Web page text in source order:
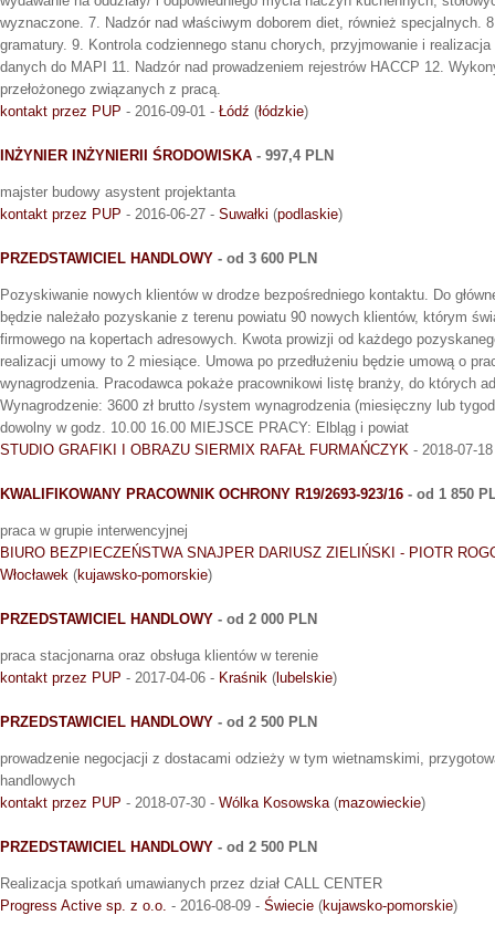
wyznaczone. 7. Nadzór nad właściwym doborem diet, również specjalnych.
gramatury. 9. Kontrola codziennego stanu chorych, przyjmowanie i
danych do MAPI 11. Nadzór nad prowadzeniem rejestrów HACCP 12.
przełożonego związanych z pracą.
kontakt przez PUP - 2016-09-01 - Łódź (łódzkie)
INŻYNIER INŻYNIERII ŚRODOWISKA - 997,4 PLN
majster budowy asystent projektanta
kontakt przez PUP - 2016-06-27 - Suwałki (podlaskie)
PRZEDSTAWICIEL HANDLOWY - od 3 600 PLN
Pozyskiwanie nowych klientów w drodze bezpośredniego kontaktu. Do
będzie należało pozyskanie z terenu powiatu 90 nowych klientów, którym
firmowego na kopertach adresowych. Kwota prowizji od każdego
realizacji umowy to 2 miesiące. Umowa po przedłużeniu będzie umową o
wynagrodzenia. Pracodawca pokaże pracownikowi listę branży, do których
Wynagrodzenie: 3600 zł brutto /system wynagrodzenia (miesięczny lub
dowolny w godz. 10.00 16.00 MIEJSCE PRACY: Elbląg i powiat
STUDIO GRAFIKI I OBRAZU SIERMIX RAFAŁ FURMAŃCZYK - 2018-07-
KWALIFIKOWANY PRACOWNIK OCHRONY R19/2693-923/16 - od 1 850
praca w grupie interwencyjnej
BIURO BEZPIECZEŃSTWA SNAJPER DARIUSZ ZIELIŃSKI - PIOTR
Włocławek (kujawsko-pomorskie)
PRZEDSTAWICIEL HANDLOWY - od 2 000 PLN
praca stacjonarna oraz obsługa klientów w terenie
kontakt przez PUP - 2017-04-06 - Kraśnik ( lubelskie)
PRZEDSTAWICIEL HANDLOWY - od 2 500 PLN
prowadzenie negocjacji z dostacami odzieży w tym wietnamskimi,
handlowych
kontakt przez PUP - 2018-07-30 - Wólka Kosowska(mazowieckie)
PRZEDSTAWICIEL HANDLOWY - od 2 500 PLN
Realizacja spotkań umawianych przez dział CALL CENTER
Progress Active sp. z o.o. - 2016-08-09 - Świecie (kujawsko-pomorskie)